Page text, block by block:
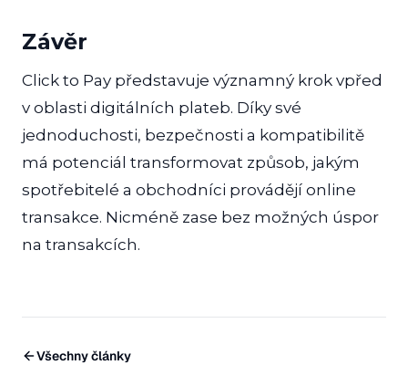
Závěr
Click to Pay představuje významný krok vpřed
v oblasti digitálních plateb. Díky své
jednoduchosti, bezpečnosti a kompatibilitě
má potenciál transformovat způsob, jakým
spotřebitelé a obchodníci provádějí online
transakce. Nicméně zase bez možných úspor
na transakcích.
Všechny články